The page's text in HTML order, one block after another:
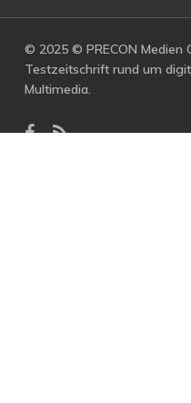
© 2025 © PRECON Medien
Testzeitschrift rund um
Multimedia.
facebook
RSS